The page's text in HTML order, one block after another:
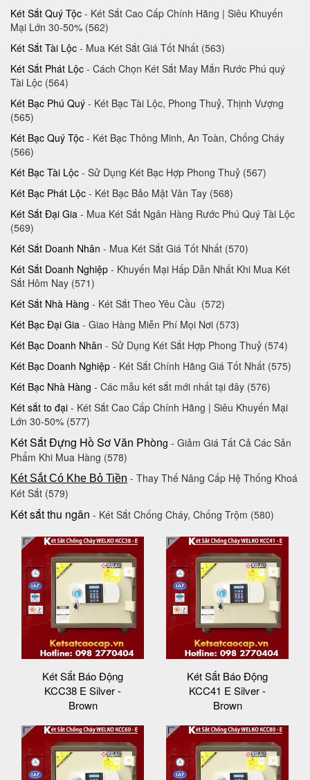
Két Sắt Quý Tộc - Két Sắt Cao Cấp Chính Hãng | Siêu Khuyến
Mại Lớn 30-50%‎ (562)
Két Sắt Tài Lộc - Mua Két Sắt Giá Tốt Nhất (563)
Két Sắt Phát Lộc - Cách Chọn Két Sắt May Mắn Rước Phú quý
Tài Lộc (564)
Két Bạc Phú Quý - Két Bạc Tài Lộc, Phong Thuỷ, Thịnh Vượng
(565)
Két Bạc Quý Tộc - Két Bạc Thông Minh, An Toàn, Chống Cháy
(566)
Két Bạc Tài Lộc - Sử Dụng Két Bạc Hợp Phong Thuỷ (567)
Két Bạc Phát Lộc - Két Bạc Bảo Mật Vân Tay (568)
Két Sắt Đại Gia - Mua Két Sắt Ngân Hàng Rước Phú Quý Tài Lộc
(569)
Két Sắt Doanh Nhân - Mua Két Sắt Giá Tốt Nhất (570)
Két Sắt Doanh Nghiệp - Khuyến Mại Hấp Dẫn Nhất Khi Mua Két
Sắt Hôm Nay (571)
Két Sắt Nhà Hàng - Két Sắt Theo Yêu Cầu (572)
Két Bạc Đại Gia - Giao Hàng Miễn Phí Mọi Nơi (573)
Két Bạc Doanh Nhân - Sử Dụng Két Sắt Hợp Phong Thuỷ (574)
Két Bạc Doanh Nghiệp - Két Sắt Chính Hãng Giá Tốt Nhất (575)
Két Bạc Nhà Hàng - Các mẫu két sắt mới nhất tại đây (576)
Két sắt to đại - Két Sắt Cao Cấp Chính Hãng | Siêu Khuyến Mại
Lớn 30-50%‎ (577)
Két Sắt Đựng Hồ Sơ Văn Phòng - Giảm Giá Tất Cả Các Sản
Phẩm Khi Mua Hàng (578)
Két Sắt Có Khe Bỏ Tiền - Thay Thế Nâng Cấp Hệ Thống Khoá
Két Sắt (579)
Két sắt thu ngân - Két Sắt Chống Cháy, Chống Trộm (580)
Két Sắt Báo Động
KCC38 E Silver -
Brown
Két Sắt Báo Động
KCC41 E Silver -
Brown